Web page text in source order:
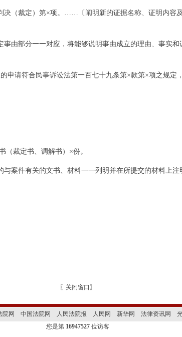
（裁定）第×项。……〔阐明新的证据名称、证明内容
部分一一对应，将能够说明事由成立的理由、事实和
请符合民事诉讼法第一百七十九条第×款第×项之规定，
裁定书、调解书）×份。
件有关的文书、材料一一列明并在所提交的材料上注
〖 关闭窗口 〗
院网 中国法院网 人民法院报 人民网 新华网 法律资讯网
您是第 16947527 位访客